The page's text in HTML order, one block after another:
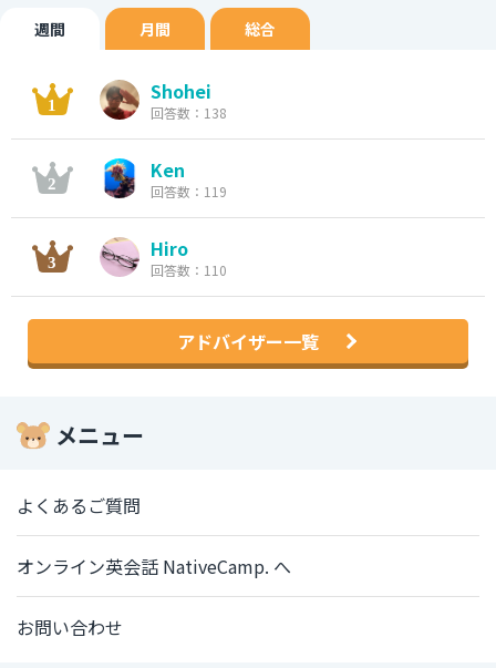
週間 月間 総合
Shohei
回答数：138
Ken
回答数：119
Hiro
回答数：110
アドバイザー一覧
メニュー
よくあるご質問
オンライン英会話 NativeCamp. へ
お問い合わせ